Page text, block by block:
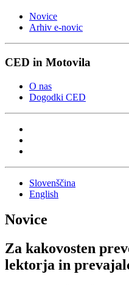
Novice
Arhiv e-novic
CED in Motovila
O nas
Dogodki CED
Slovenščina
English
Novice
Za kakovosten
lektorja in